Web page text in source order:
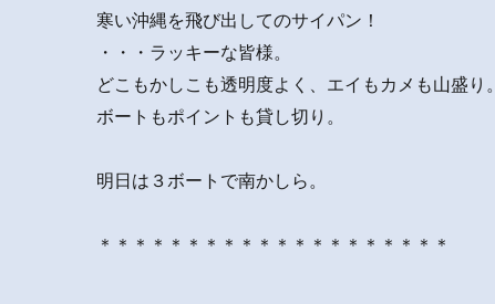
寒い沖縄を飛び出してのサイパン！
・・・ラッキーな皆様。
どこもかしこも透明度よく、エイもカメも山盛り。
ボートもポイントも貸し切り。
明日は３ボートで南かしら。
＊＊＊＊＊＊＊＊＊＊＊＊＊＊＊＊＊＊＊＊